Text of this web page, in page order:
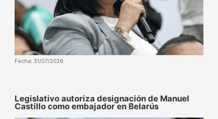
Fecha: 31/07/2026
‌‎Legislativo autoriza designación de Manuel
Castillo como embajador en Belarús